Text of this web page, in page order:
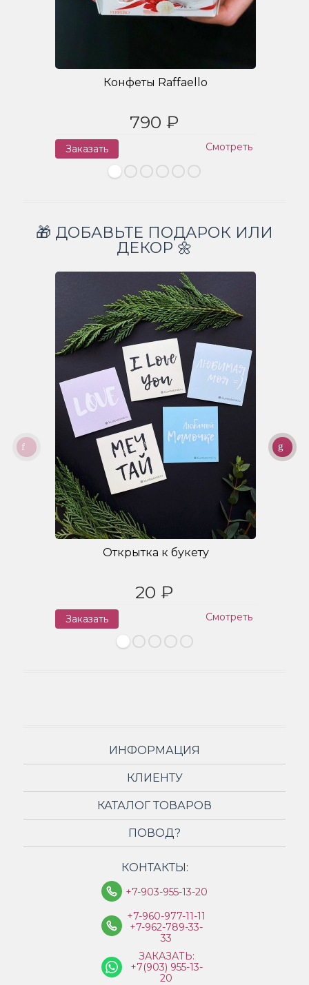
Конфеты Raffaello
790 ₽
Заказать Смотреть
🎁 ДОБАВЬТЕ ПОДАРОК ИЛИ
ДЕКОР 🌼
Открытка к букету
20 ₽
Заказать Смотреть
ИНФОРМАЦИЯ
КЛИЕНТУ
КАТАЛОГ ТОВАРОВ
ПОВОД?
КОНТАКТЫ:
+7-903-955-13-20
+7-960-977-11-11
+7-962-789-33-
33
ЗАКАЗАТЬ:
+7(903) 955-13-
20